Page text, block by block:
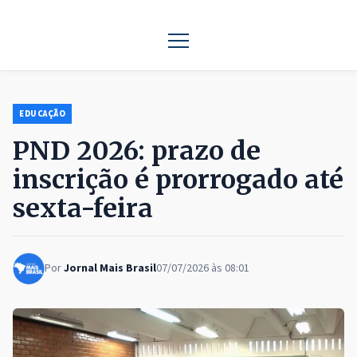
EDUCAÇÃO
PND 2026: prazo de
inscrição é prorrogado até
sexta-feira
PorJornal Mais Brasil07/07/2026 às 08:01